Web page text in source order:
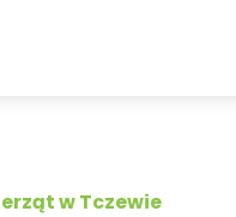
w Tczewie